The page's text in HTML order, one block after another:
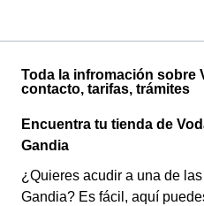
Toda la infromación sobre
contacto, tarifas, trámites
Encuentra tu tienda de
Gandia
¿Quieres acudir a una de
Gandia? Es fácil, aquí